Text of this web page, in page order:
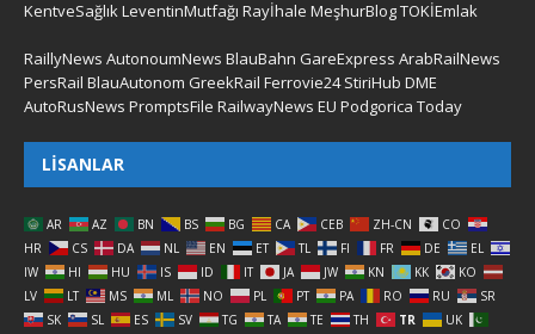
KentveSağlık LeventinMutfağı Rayİhale MeşhurBlogTOKİEmlak
RaillyNews AutonoumNews BlauBahn GareExpress ArabRailNews
PersRail BlauAutonom GreekRail Ferrovie24 StiriHub DME
AutoRusNews PromptsFile RailwayNews EU Podgorica Today
LISANLAR
AR AZ BN BS BG CA CEB ZH-CN
CO
HR
CS DA NL EN ET TL FI FR DE
EL
IW
HI HU IS ID IT JA JW KN KK
KO
LV
LT MS ML NO PL PT PA RO RU
SR
SK
SL ES SV TG TA TE TH TR
UK